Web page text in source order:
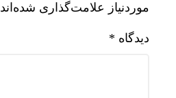
موردنیاز علامت‌گذاری شده‌اند
دیدگاه *